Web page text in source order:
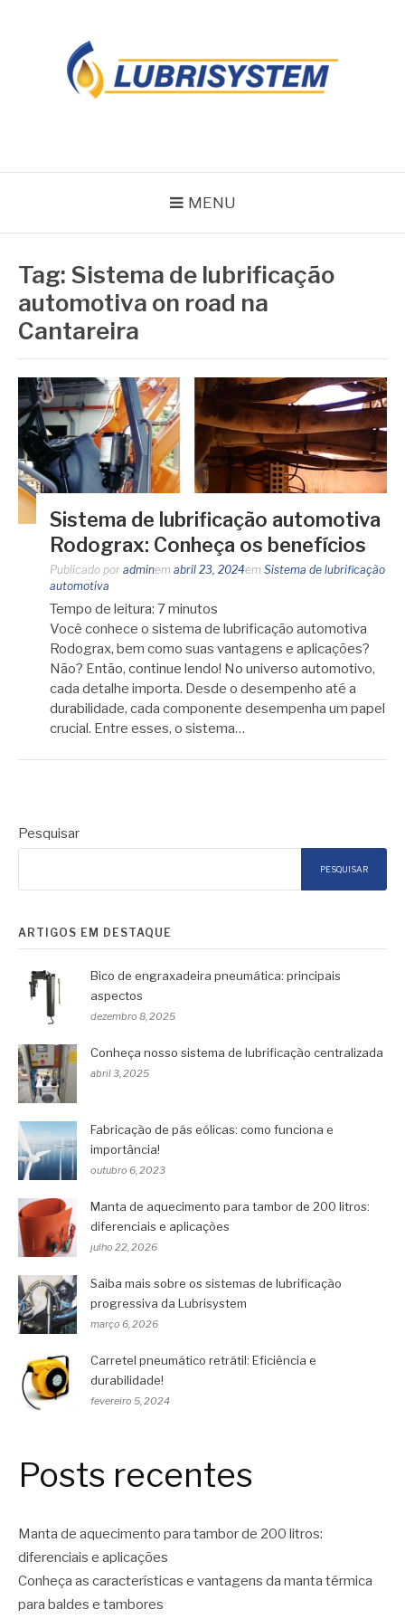
MENU
Tag: Sistema de lubrificação
automotiva on road na
Cantareira
Sistema de lubrificação automotiva
Rodograx: Conheça os benefícios
Publicado por adminem abril 23, 2024em Sistema de lubrificação
automotiva
Tempo de leitura: 7minutos
Você conhece o sistema de lubrificação automotiva
Rodograx, bem como suas vantagens e aplicações?
Não? Então, continue lendo! No universo automotivo,
cada detalhe importa. Desde o desempenho até a
durabilidade, cada componente desempenha um papel
crucial. Entre esses, o sistema…
Pesquisar
PESQUISAR
ARTIGOS EM DESTAQUE
Bico de engraxadeira pneumática: principais
aspectos
dezembro 8, 2025
Conheça nosso sistema de lubrificação centralizada
abril 3, 2025
Fabricação de pás eólicas: como funciona e
importância!
outubro 6, 2023
Manta de aquecimento para tambor de 200 litros:
diferenciais e aplicações
julho 22, 2026
Saiba mais sobre os sistemas de lubrificação
progressiva da Lubrisystem
março 6, 2026
Carretel pneumático retrátil: Eficiência e
durabilidade!
fevereiro 5, 2024
Posts recentes
Manta de aquecimento para tambor de 200 litros:
diferenciais e aplicações
Conheça as características e vantagens da manta térmica
para baldes e tambores